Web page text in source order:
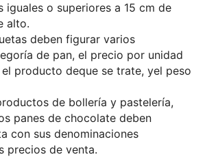
iguales o superiores a 15 cm de
alto.
deben figurar varios
de pan, el precio por unidad
el producto deque se trate, yel peso
de bollería y pastelería,
panes de chocolate deben
con sus denominaciones
precios de venta.